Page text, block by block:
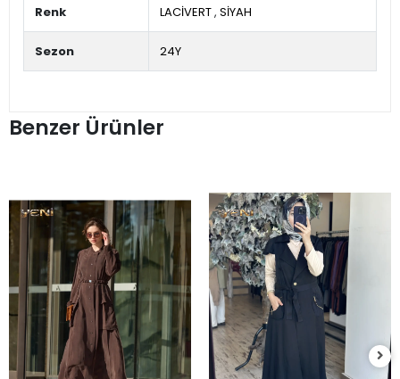
Renk LACİVERT, SİYAH
Sezon 24Y
Benzer Ürünler